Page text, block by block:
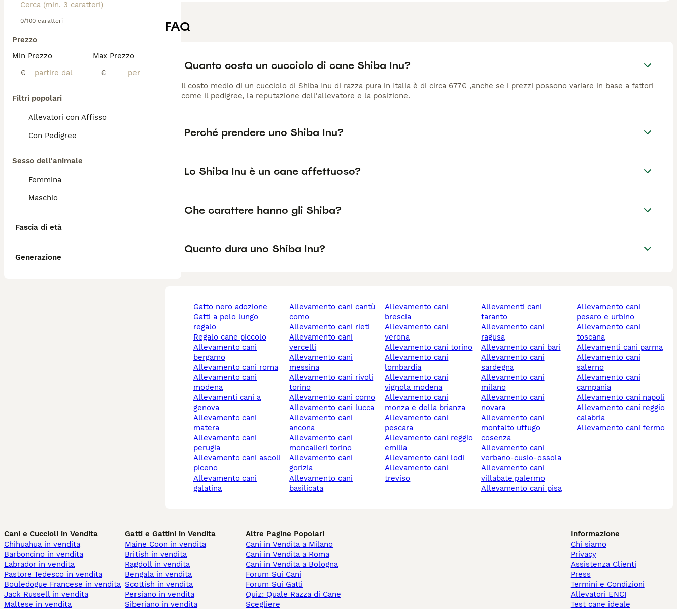
0/100 caratteri
Prezzo
Min Prezzo
€
Max Prezzo
€
Filtri popolari
Allevatori con Affisso
Con Pedigree
Sesso dell'animale
Femmina
Maschio
Fascia di età
Generazione
FAQ
Quanto costa un cucciolo di cane Shiba Inu?
Il costo medio di un cucciolo di Shiba Inu di razza pura in Italia è di circa 677€ ,anche se i prezzi possono variare in base a fattori
come il pedigree, la reputazione dell'allevatore e la posizione.
Perché prendere uno Shiba Inu?
Lo Shiba Inu è un cane affettuoso?
Che carattere hanno gli Shiba?
Quanto dura uno Shiba Inu?
gatto nero adozione
gatti a pelo lungo
regalo
regalo cane piccolo
allevamento cani
bergamo
allevamento cani roma
allevamento cani
modena
allevamenti cani a
genova
allevamento cani
matera
allevamento cani
perugia
allevamento cani ascoli
piceno
allevamento cani
galatina
allevamento cani cantù
como
allevamento cani rieti
allevamento cani
vercelli
allevamento cani
messina
allevamento cani rivoli
torino
allevamento cani como
allevamento cani lucca
allevamento cani
ancona
allevamento cani
moncalieri torino
allevamento cani
gorizia
allevamento cani
basilicata
allevamento cani
brescia
allevamento cani
verona
allevamento cani torino
allevamento cani
lombardia
allevamento cani
vignola modena
allevamento cani
monza e della brianza
allevamento cani
pescara
allevamento cani reggio
emilia
allevamento cani lodi
allevamento cani
treviso
allevamenti cani
taranto
allevamento cani
ragusa
allevamento cani bari
allevamento cani
sardegna
allevamento cani
milano
allevamento cani
novara
allevamento cani
montalto uffugo
cosenza
allevamento cani
verbano-cusio-ossola
allevamento cani
villabate palermo
allevamento cani pisa
allevamento cani
pesaro e urbino
allevamento cani
toscana
allevamenti cani parma
allevamento cani
salerno
allevamento cani
campania
allevamento cani napoli
allevamento cani reggio
calabria
allevamento cani fermo
Cani e Cuccioli in Vendita
Chihuahua in vendita
Barboncino in vendita
Labrador in vendita
Pastore Tedesco in vendita
Bouledogue Francese in vendita
Jack Russell in vendita
Maltese in vendita
Gatti e Gattini in Vendita
Maine Coon in vendita
British in vendita
Ragdoll in vendita
Bengala in vendita
Scottish in vendita
Persiano in vendita
Siberiano in vendita
Altre Pagine Popolari
Cani in Vendita a Milano
Cani in Vendita a Roma
Cani in Vendita a Bologna
Forum Sui Cani
Forum Sui Gatti
Quiz: Quale Razza di Cane
Scegliere
Informazione
Chi siamo
Privacy
Assistenza Clienti
Press
Termini e Condizioni
Allevatori ENCI
Test cane ideale